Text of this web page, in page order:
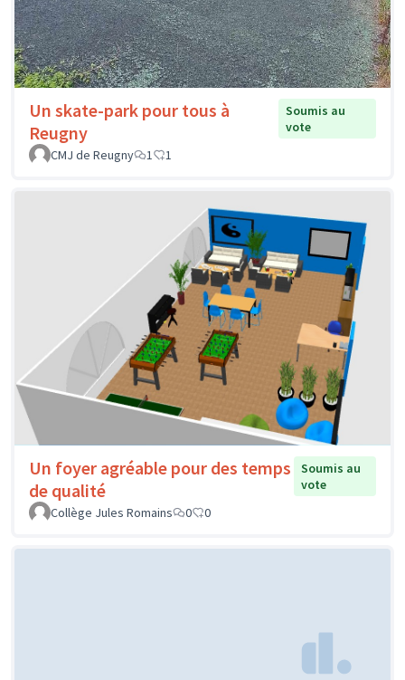
Un skate-park pour tous à
Reugny
Soumis au
vote
CMJ de Reugny
1 1
Un foyer agréable pour des temps
de qualité
Soumis au
vote
Collège Jules Romains
0 0